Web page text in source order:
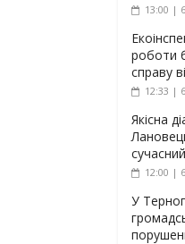
13:00 |
роботи
справу
12:33 |
Якісна
12:00 |
У